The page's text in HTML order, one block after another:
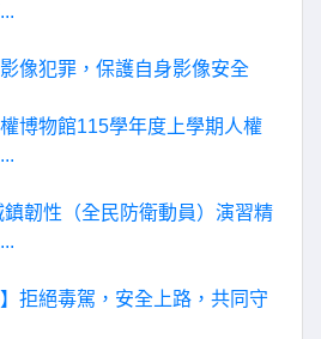
影像犯罪，保護自身影像安全
權博物館115學年度上學期人權
鎮韌性（全民防衛動員）演習精
】拒絕毒駕，安全上路，共同守